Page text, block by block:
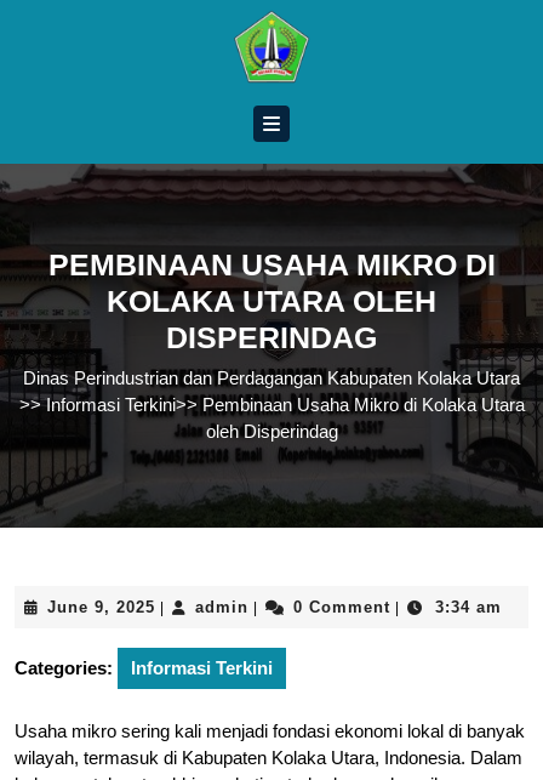
PEMBINAAN USAHA MIKRO DI
KOLAKA UTARA OLEH
DISPERINDAG
Dinas Perindustrian dan Perdagangan Kabupaten Kolaka Utara
>>Informasi Terkini>> Pembinaan Usaha Mikro di Kolaka Utara
oleh Disperindag
June 9, 2025 June
2025
admin admin0 Comment 3:34 am
Categories: Informasi Terkini
Usaha mikro sering kali menjadi fondasi ekonomi lokal di banyak
wilayah, termasuk di Kabupaten Kolaka Utara, Indonesia. Dalam